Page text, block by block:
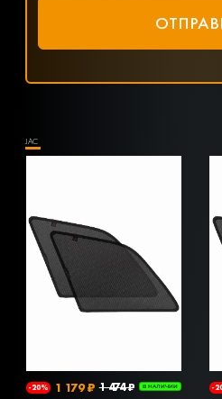
JAC
-20% 1 179 ₽ 1 474 ₽ В НАЛИЧИИ -